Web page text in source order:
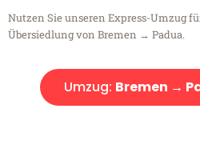
Nutzen Sie unseren Express-Umzug
Übersiedlung von Bremen → Padua.
Umzug: Bremen →